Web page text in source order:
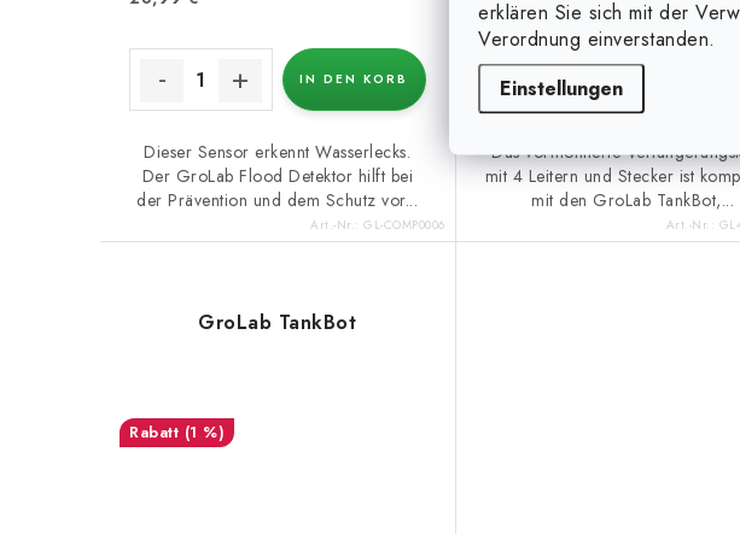
erklären Sie sich mit der
Verordnung einverstanden.
Einstellungen
IN DEN KORB
Dieser Sensor erkennt Wasserlecks.
Der GroLab Flood Detektor hilft bei
der Prävention und dem Schutz vor...
Art.-Nr.: GL-COMP0006
Das vormontierte
mit 4 Leitern und Stecker ist
mit den GroLab TankBot,...
Art.-Nr.:
GroLab TankBot
(1 %)